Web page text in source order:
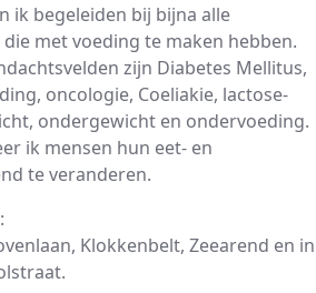
ik begeleiden bij bijna alle
met voeding te maken hebben.
zijn Diabetes Mellitus,
oncologie, Coeliakie, lactose-
ondergewicht en ondervoeding.
ik mensen hun eet- en
te veranderen.
Klokkenbelt, Zeearend en in